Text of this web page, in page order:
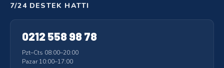
7/24 DESTEK HATTI
0212 558 98 78
Pzt–Cts 08:00–20:00
Pazar 10:00–17:00